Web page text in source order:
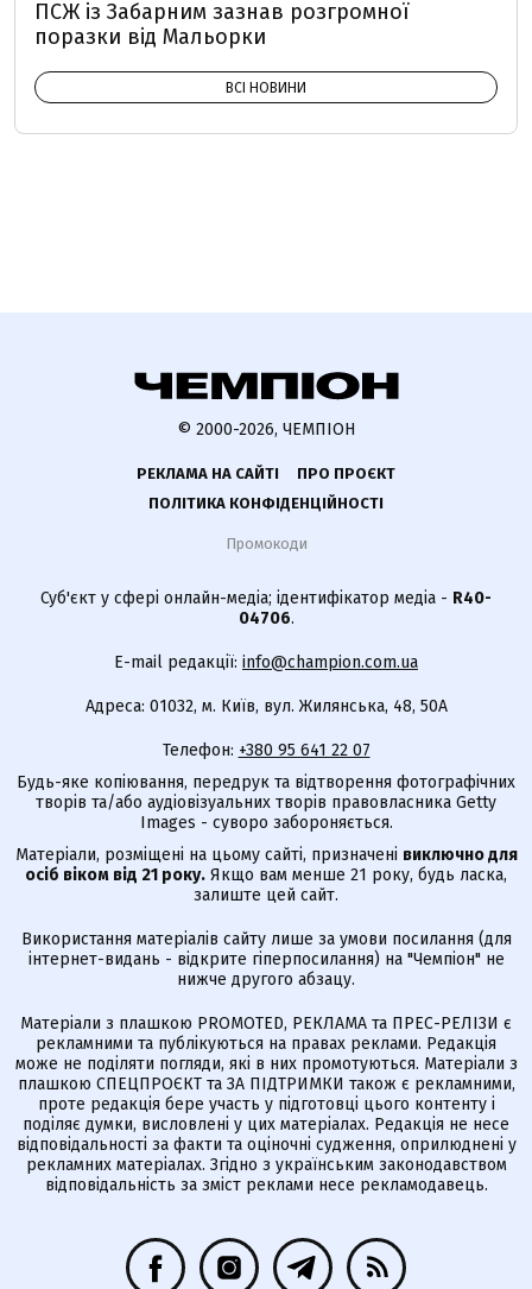
ПСЖ із Забарним зазнав розгромної
поразки від Мальорки
ВСІ НОВИНИ
© 2000-2026, ЧЕМПІОН
РЕКЛАМА НА САЙТІ
ПРО ПРОЄКТ
ПОЛІТИКА КОНФІДЕНЦІЙНОСТІ
Промокоди
Суб'єкт у сфері онлайн-медіа; ідентифікатор медіа - R40-
04706.
E-mail редакції: info@champion.com.ua
Адреса: 01032, м. Київ, вул. Жилянська, 48, 50А
Телефон: +380 95 641 22 07
Будь-яке копіювання, передрук та відтворення фотографічних
творів та/або аудіовізуальних творів правовласника Getty
Images - суворо забороняється.
Матеріали, розміщені на цьому сайті, призначені виключно для
осіб віком від 21 року. Якщо вам менше 21 року, будь ласка,
залиште цей сайт.
Використання матеріалів сайту лише за умови посилання (для
інтернет-видань - відкрите гіперпосилання) на "Чемпіон" не
нижче другого абзацу.
Матеріали з плашкою PROMOTED, РЕКЛАМА та ПРЕС-РЕЛІЗИ є
рекламними та публікуються на правах реклами. Редакція
може не поділяти погляди, які в них промотуються. Матеріали з
плашкою СПЕЦПРОЄКТ та ЗА ПІДТРИМКИ також є рекламними,
проте редакція бере участь у підготовці цього контенту і
поділяє думки, висловлені у цих матеріалах. Редакція не несе
відповідальності за факти та оціночні судження, оприлюднені у
рекламних матеріалах. Згідно з українським законодавством
відповідальність за зміст реклами несе рекламодавець.